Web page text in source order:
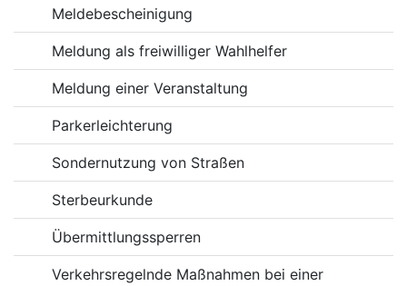
Meldebescheinigung
Meldung als freiwilliger Wahlhelfer
Meldung einer Veranstaltung
Parkerleichterung
Sondernutzung von Straßen
Sterbeurkunde
Übermittlungssperren
Verkehrsregelnde Maßnahmen bei einer